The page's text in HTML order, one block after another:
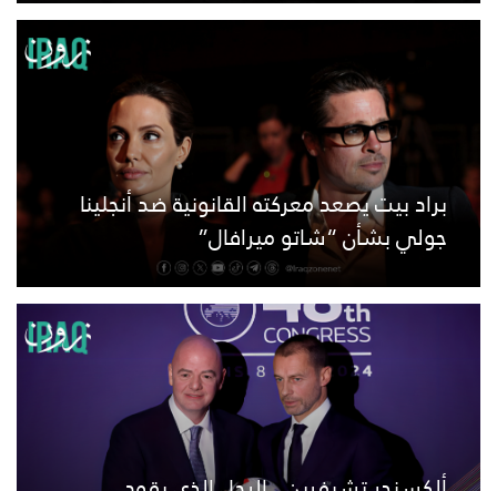
براد بيت يصعد معركته القانونية ضد أنجلينا
جولي بشأن “شاتو ميرافال”